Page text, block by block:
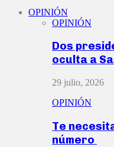
OPINIÓN
OPINIÓN
Dos
oculta a
29 julio, 2026
OPINIÓN
Te
número